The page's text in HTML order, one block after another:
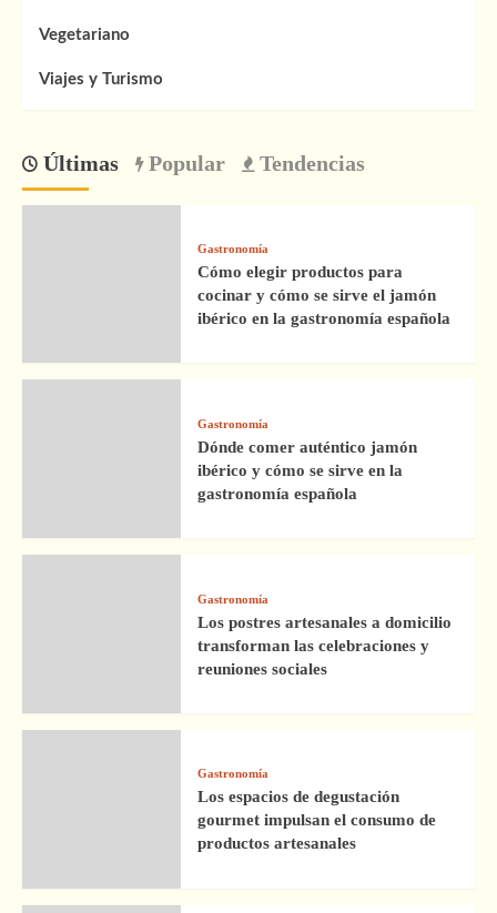
Vegetariano
Viajes y Turismo
Últimas Popular Tendencias
Gastronomía
Cómo elegir productos para
cocinar y cómo se sirve el jamón
ibérico en la gastronomía española
Gastronomía
Dónde comer auténtico jamón
ibérico y cómo se sirve en la
gastronomía española
Gastronomía
Los postres artesanales a domicilio
transforman las celebraciones y
reuniones sociales
Gastronomía
Los espacios de degustación
gourmet impulsan el consumo de
productos artesanales